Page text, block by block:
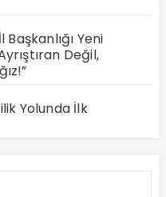
Yeni
Değil,
Yolunda İlk